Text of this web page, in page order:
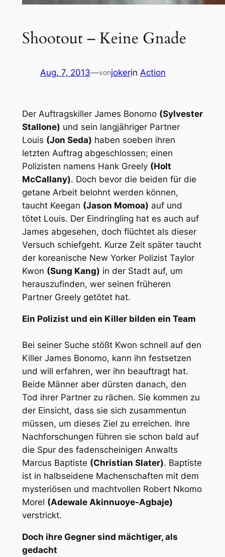
Shootout – Keine Gnade
Aug. 7, 2013—vonjokerin Action
Der Auftragskiller James Bonomo (Sylvester
Stallone) und sein langjähriger Partner
Louis (Jon Seda) haben soeben ihren
letzten Auftrag abgeschlossen; einen
Polizisten namens Hank Greely (Holt
McCallany). Doch bevor die beiden für die
getane Arbeit belohnt werden können,
taucht Keegan (Jason Momoa) auf und
tötet Louis. Der Eindringling hat es auch auf
James abgesehen, doch flüchtet als dieser
Versuch schiefgeht. Kurze Zeit später taucht
der koreanische New Yorker Polizist Taylor
Kwon (Sung Kang) in der Stadt auf, um
herauszufinden, wer seinen früheren
Partner Greely getötet hat.
Ein Polizist und ein Killer bilden ein Team
Bei seiner Suche stößt Kwon schnell auf den
Killer James Bonomo, kann ihn festsetzen
und will erfahren, wer ihn beauftragt hat.
Beide Männer aber dürsten danach, den
Tod ihrer Partner zu rächen. Sie kommen zu
der Einsicht, dass sie sich zusammentun
müssen, um dieses Ziel zu erreichen. Ihre
Nachforschungen führen sie schon bald auf
die Spur des fadenscheinigen Anwalts
Marcus Baptiste (Christian Slater). Baptiste
ist in halbseidene Machenschaften mit dem
mysteriösen und machtvollen Robert Nkomo
Morel (Adewale Akinnuoye-Agbaje)
verstrickt.
Doch ihre Gegner sind mächtiger, als
gedacht